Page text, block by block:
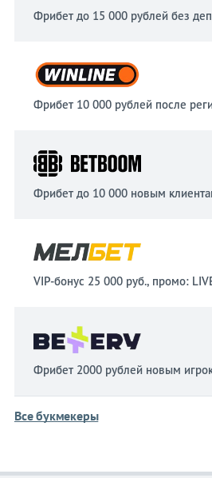
Фрибет до 15 000 рублей без
Фрибет 10 000 рублей после
Фрибет до 10 000 новым
VIP-бонус 25 000 руб., промо:
Фрибет 2000 рублей новым
Все букмекеры